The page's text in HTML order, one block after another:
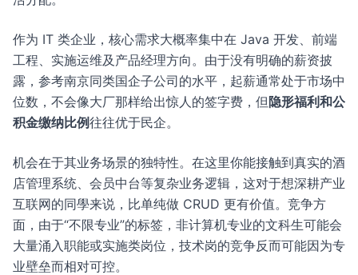
作为 IT 类企业，核心需求大概率集中在 Java 开发、前端
工程、实施运维及产品经理方向。由于没有明确的薪资披
露，参考南京同类国企子公司的水平，起薪通常处于市场中
位数，不会像大厂那样给出惊人的签字费，但 隐形福利和公
积金缴纳比例往往优于民企。
机会在于其业务场景的独特性。在这里你能接触到真实的酒
店管理系统、会员中台等复杂业务逻辑，这对于想深耕产业
互联网的同學来说，比单纯做 CRUD 更有价值。竞争方
面，由于“不限专业”的标签，非计算机专业的文科生可能会
大量涌入职能或实施类岗位，技术岗的竞争反而可能因为专
业壁垒而相对可控。